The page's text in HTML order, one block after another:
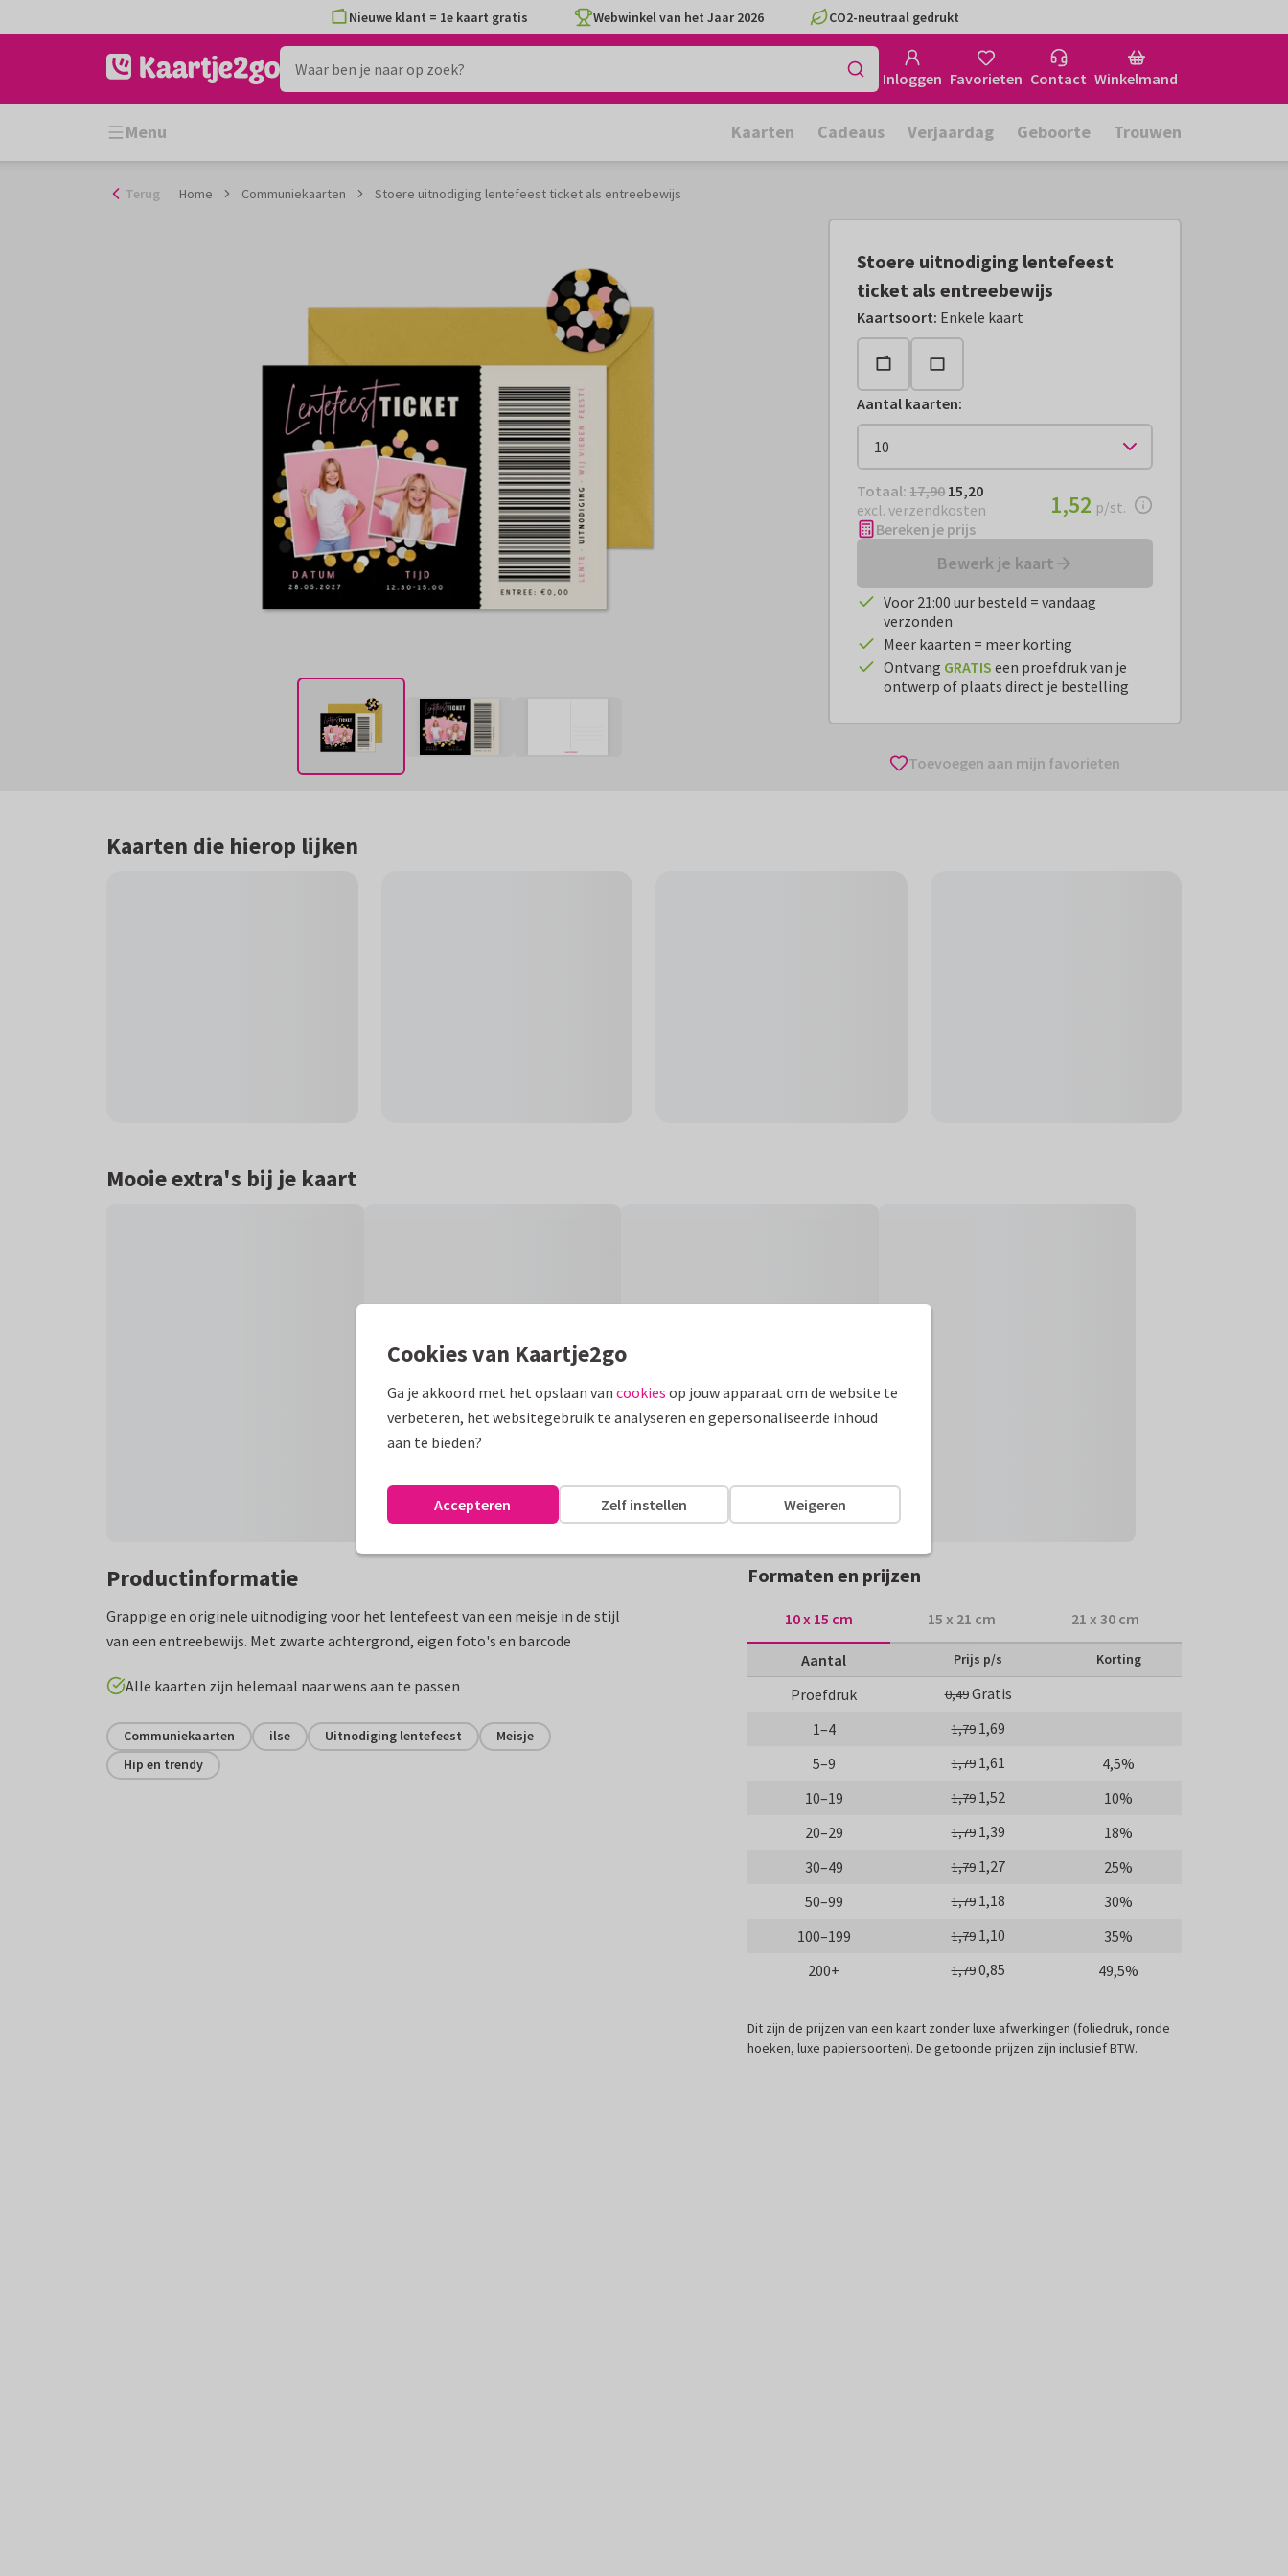
naar
Nieuwe klant = 1e kaart gratis Webwinkel van het Jaar 2026 CO2-neutraal gedrukt
Inloggen Favorieten Contact Winkelmand
Menu Kaarten Cadeaus Verjaardag Geboorte Trouwen
Terug Home Communiekaarten Stoere uitnodiging lentefeest ticket als entreebewijs
Stoere uitnodiging lentefeest
ticket als entreebewijs
Kaartsoort: Enkele kaart
Aantal kaarten:
Totaal: € 15,20
Totaal: 17,90 15,20
excl. verzendkosten
€ 1,52per stuk
1,52 p/st.
Bereken je prijs
Bewerk je kaart
Voor 21:00 uur besteld = vandaag
verzonden
Meer kaarten = meer korting
Ontvang GRATIS een proefdruk van je
ontwerp of plaats direct je bestelling
Toevoegen aan mijn favorieten
Kaarten die hierop lijken
Mooie extra's bij je kaart
Productinformatie
Grappige en originele uitnodiging voor het lentefeest van een meisje in de stijl
van een entreebewijs. Met zwarte achtergrond, eigen foto's en barcode
Alle kaarten zijn helemaal naar wens aan te passen
Communiekaarten ilse Uitnodiging lentefeest
Meisje
Hip en trendy
Formaten en prijzen
10 x 15 cm 15 x 21 cm 21 x 30 cm
Aantal Prijs p/s Korting
Proefdruk 0,49Gratis
1–4
1,79 1,69
5–9
1,79 1,61
4,5%
10–19
1,79 1,52
10%
20–29
1,79 1,39
18%
30–49
1,79 1,27
25%
50–99
1,79 1,18
30%
100–199
1,79 1,10
35%
200+
1,790,85 49,5%
Dit zijn de prijzen van een kaart zonder luxe afwerkingen (foliedruk, ronde
hoeken, luxe papiersoorten). De getoonde prijzen zijn inclusief BTW.
Cookies van Kaartje2go
Ga je akkoord met het opslaan van cookies op jouw apparaat om de website te
verbeteren, het websitegebruik te analyseren en gepersonaliseerde inhoud
aan te bieden?
Weigeren
Zelf instellen
Accepteren